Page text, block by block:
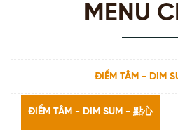
MENU
ĐIỂM TÂM - DIM
ĐIỂM TÂM - DIM SUM - 點心